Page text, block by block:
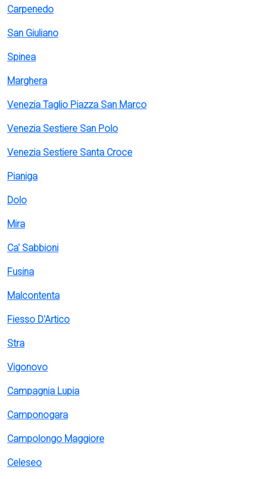
Carpenedo
San Giuliano
Spinea
Marghera
Venezia Taglio Piazza San Marco
Venezia Sestiere San Polo
Venezia Sestiere Santa Croce
Pianiga
Dolo
Mira
Ca' Sabbioni
Fusina
Malcontenta
Fiesso D'Artico
Stra
Vigonovo
Campagnia Lupia
Camponogara
Campolongo Maggiore
Celeseo